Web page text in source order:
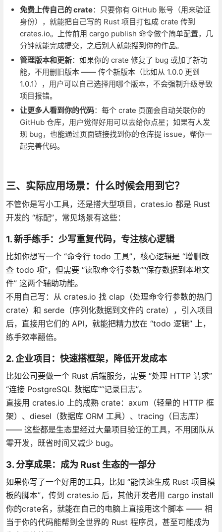
免费上传自己的 crate：只要你有 GitHub 账号（用来验证
身份），就能把自己写的 Rust 项目打包成 crate 传到
crates.io。上传前用 cargo publish 命令做个简单配置，几
分钟就能完成提交，之后别人就能搜到你的作品。
管理版本和更新：如果你的 crate 修复了 bug 或加了新功
能，不用删旧版本 —— 传个新版本（比如从 1.0.0 更到
1.0.1），用户可以自己选择用哪个版本，不会强制升级导致
项目报错。
让更多人看到你的代码：每个 crate 页面会自动关联你的
GitHub 仓库，用户觉得好用可以去给你点星；如果有人发
现 bug，也能通过页面链接找到你的仓库提 issue，帮你一
起完善代码。
三、实际应用场景：什么时候会用到它？
不管你是写小工具，还是搭大型项目，crates.io 都是 Rust
开发的 “标配”，常见场景有这些：
1. 新手练手：少写重复代码，专注核心逻辑
比如你想写一个 “命令行 todo 工具”，核心逻辑是 “增删改
查 todo 项”，但需要 “读取命令行参数”“保存数据到本地文
件” 这两个辅助功能。
不用自己写：从 crates.io 找 clap（处理命令行参数的热门
crate）和 serde（序列化数据到文件的 crate），引入项目
后，直接用它们的 API，就能把精力放在 “todo 逻辑” 上，
练手效率翻倍。
2. 企业项目：快速搭框架，降低开发成本
比如公司要做一个 Rust 后端服务，需要 “处理 HTTP 请求”
“连接 PostgreSQL 数据库”“记录日志”。
直接用 crates.io 上的成熟 crate：axum（轻量的 HTTP 框
架）、diesel（数据库 ORM 工具）、tracing（日志库）
—— 这些都是生态里经过大量项目验证的工具，不用团队从
零开发，既省时间又减少 bug。
3. 分享成果：成为 Rust 生态的一部分
如果你写了一个好用的工具，比如 “能快速生成 Rust 项目模
板的脚本”，传到 crates.io 后，其他开发者用 cargo install
你的crate名，就能在自己的电脑上直接用这个脚本 —— 相
当于你的代码能帮到全世界的 Rust 程序员，甚至可能成为